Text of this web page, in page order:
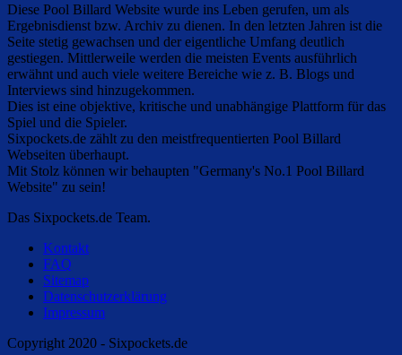
Diese Pool Billard Website wurde ins Leben gerufen, um als
Ergebnisdienst bzw. Archiv zu dienen. In den letzten Jahren ist die
Seite stetig gewachsen und der eigentliche Umfang deutlich
gestiegen. Mittlerweile werden die meisten Events ausführlich
erwähnt und auch viele weitere Bereiche wie z. B. Blogs und
Interviews sind hinzugekommen.
Dies ist eine objektive, kritische und unabhängige Plattform für das
Spiel und die Spieler.
Sixpockets.de zählt zu den meistfrequentierten Pool Billard
Webseiten überhaupt.
Mit Stolz können wir behaupten "Germany's No.1 Pool Billard
Website" zu sein!
Das Sixpockets.de Team.
Kontakt
FAQ
Sitemap
Datenschutzerklärung
Impressum
Copyright 2020 - Sixpockets.de